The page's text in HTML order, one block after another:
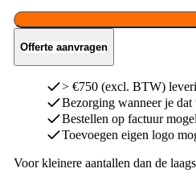
Offerte aanvragen
> €750 (excl. BTW)
Bezorging wanneer je dat
Bestellen op factuur
Toevoegen eigen logo
Voor kleinere aantallen dan de